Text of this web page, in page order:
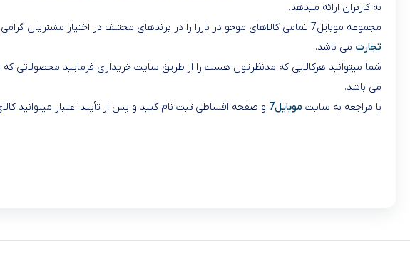
به کاربران ارائه میدهد.
مجموعه موبایل7 تمامی کالاهای موجو در بازرا را در برندهای مختلف در اختیار مشتریان گرامی قرار داده است و علاوخه بر خرید نقدی امکان خرید اقساطی را نیز فراهم کرده است. یکی از این شرایط از طریق
تجارت می باشد.
می باشد.
با مراجعه به سایت موبایل7 و صفحه اقساطی ثبت نام کنید و پس از تأیید اعتبار میتوانید